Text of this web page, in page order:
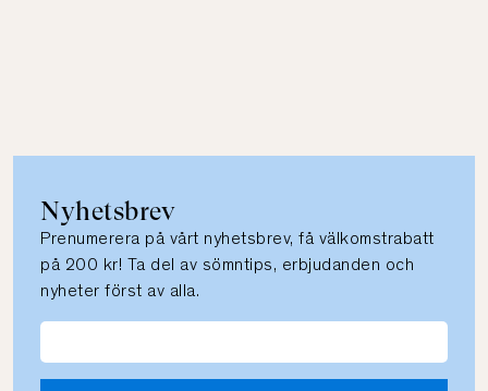
Nyhetsbrev
Prenumerera på vårt nyhetsbrev, få välkomstrabatt
på 200 kr! Ta del av sömntips, erbjudanden och
nyheter först av alla.